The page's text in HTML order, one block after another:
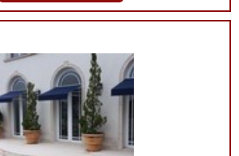
vantagens para quem o
sombreamento são grandes aliadas
e da construção civil. No
a ampla gama de vantagens que
também é instalado em
áreas de lazer, jardins, quadras